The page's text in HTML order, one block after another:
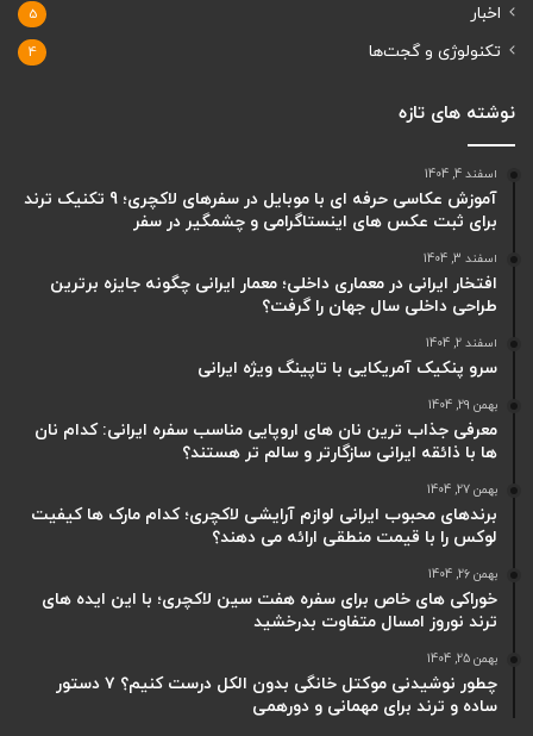
اخبار 5
تکنولوژی و گجت‌ها 4
نوشته های تازه
اسفند 4, 1404
آموزش عکاسی حرفه ای با موبایل در سفرهای لاکچری؛ 9 تکنیک ترند
برای ثبت عکس های اینستاگرامی و چشمگیر در سفر
اسفند 3, 1404
افتخار ایرانی در معماری داخلی؛ معمار ایرانی چگونه جایزه برترین
طراحی داخلی سال جهان را گرفت؟
اسفند 2, 1404
سرو پنکیک آمریکایی با تاپینگ ویژه ایرانی
بهمن 29, 1404
معرفی جذاب ترین نان های اروپایی مناسب سفره ایرانی: کدام نان
ها با ذائقه ایرانی سازگارتر و سالم تر هستند؟
بهمن 27, 1404
برندهای محبوب ایرانی لوازم آرایشی لاکچری؛ کدام مارک ها کیفیت
لوکس را با قیمت منطقی ارائه می دهند؟
بهمن 26, 1404
خوراکی های خاص برای سفره هفت سین لاکچری؛ با این ایده های
ترند نوروز امسال متفاوت بدرخشید
بهمن 25, 1404
چطور نوشیدنی موکتل خانگی بدون الکل درست کنیم؟ ۷ دستور
ساده و ترند برای مهمانی و دورهمی